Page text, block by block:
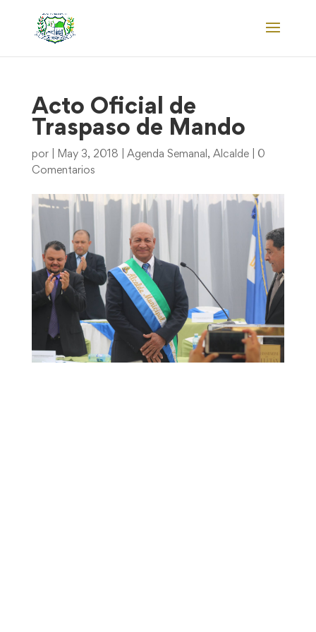
Acto Oficial de
Traspaso de Mando
por May 3, 2018 Agenda Semanal , Alcalde| 0
Comentarios